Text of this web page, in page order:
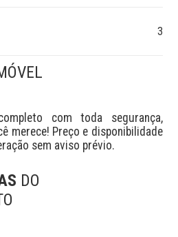
3
com toda segurança,
merece! Preço e disponibilidade
sem aviso prévio.
DO